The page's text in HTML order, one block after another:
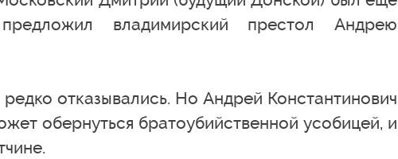
владимирский престол Андрею
отказывались. Но Андрей Константинович
обернуться братоубийственной усобицей, и